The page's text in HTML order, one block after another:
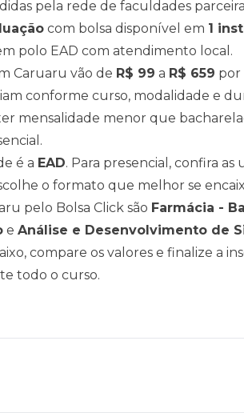
pela rede de faculdades
com bolsa disponível em 1
polo EAD com atendimento local.
Caruaru vão de R$ 99 a R$ 659 por
conforme curso, modalidade e
mensalidade menor que
é a EAD. Para presencial, confira as
o formato que melhor se
pelo Bolsa Click são Farmácia -
e Análise e Desenvolvimento de
compare os valores e finalize a
todo o curso.